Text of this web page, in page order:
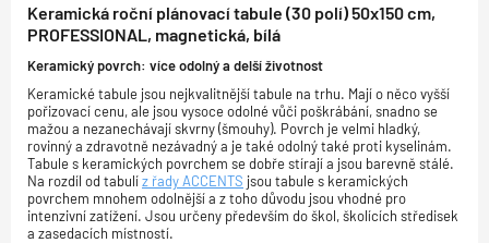
Keramická roční plánovací tabule (30 polí) 50x150 cm,
PROFESSIONAL, magnetická, bílá
Keramický povrch: více odolný a delší životnost
Keramické tabule jsou nejkvalitnější tabule na trhu. Mají o něco vyšší
pořizovací cenu, ale jsou vysoce odolné vůči poškrábání, snadno se
mažou a nezanechávají skvrny (šmouhy). Povrch je velmi hladký,
rovinný a zdravotně nezávadný a je také odolný také proti kyselinám.
Tabule s keramických povrchem se dobře stírají a jsou barevně stálé.
Na rozdíl od tabulíz řady ACCENTS jsou tabule s keramických
povrchem mnohem odolnější a z toho důvodu jsou vhodné pro
intenzivní zatížení. Jsou určeny především do škol, školících středisek
a zasedacích místností.